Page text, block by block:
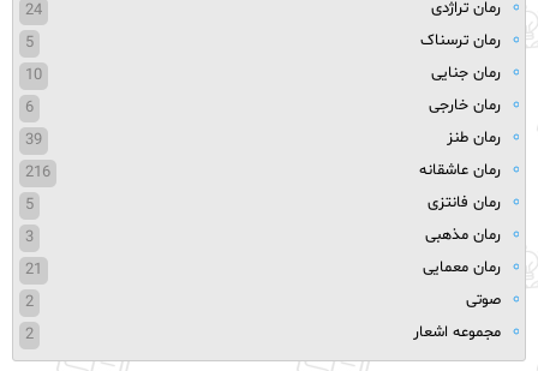
رمان تراژدی
24
رمان ترسناک
5
رمان جنایی
10
رمان خارجی
6
رمان طنز
39
رمان عاشقانه
216
رمان فانتزی
5
رمان مذهبی
3
رمان معمایی
21
صوتی
2
مجموعه اشعار
2